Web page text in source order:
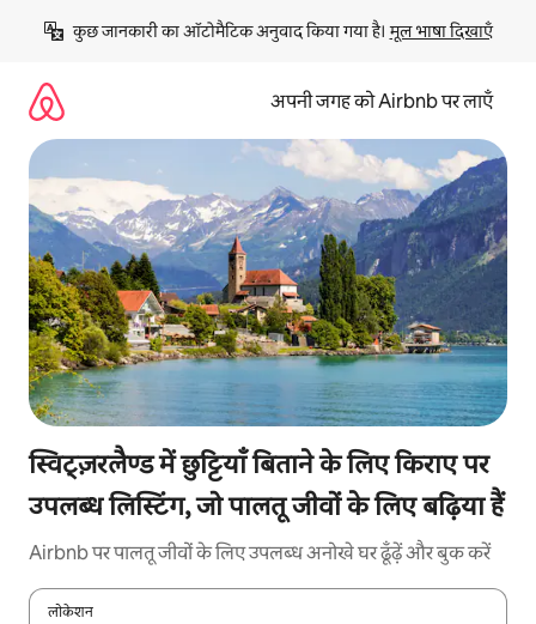
छोड़कर
कॉन्टेंट
कुछ जानकारी का ऑटोमैटिक अनुवाद किया गया है। मूल भाषा दिखाएँ
अपनी जगह को Airbnb पर लाएँ
स्विट्ज़रलैण्ड में छुट्टियाँ बिताने के लिए किराए पर
उपलब्ध लिस्टिंग, जो पालतू जीवों के लिए बढ़िया हैं
Airbnb पर पालतू जीवों के लिए उपलब्ध अनोखे घर ढूँढ़ें और बुक करें
लोकेशन